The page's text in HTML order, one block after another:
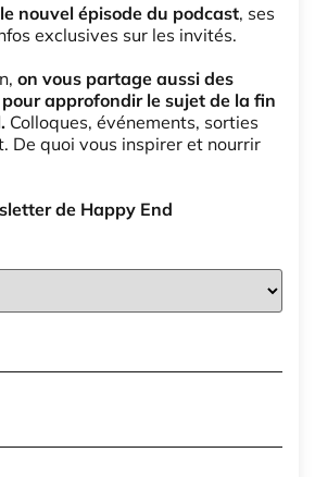
le nouvel épisode du podcast, ses
exclusives sur les invités.
on vous partage aussi des
approfondir le sujet de la fin
Colloques, événements, sorties
De quoi vous inspirer et nourrir
de Happy End